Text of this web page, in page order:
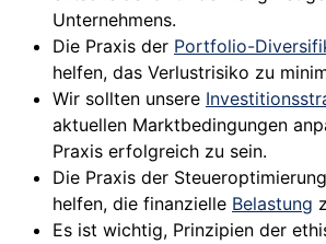
Unternehmens.
Die Praxis der Portfolio-
helfen, das Verlustrisiko zu
Wir sollten unsere
aktuellen Marktbedingungen
Praxis erfolgreich zu sein.
Die Praxis der
helfen, die finanzielle Belastung
Es ist wichtig, Prinzipien der